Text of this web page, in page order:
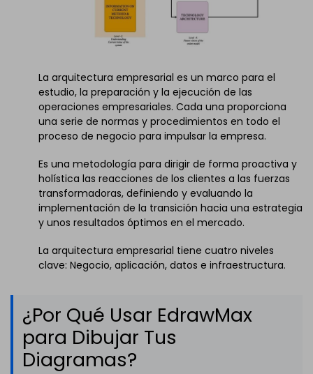
La arquitectura empresarial es un marco para el
estudio, la preparación y la ejecución de las
operaciones empresariales. Cada una proporciona
una serie de normas y procedimientos en todo el
proceso de negocio para impulsar la empresa.
Es una metodología para dirigir de forma proactiva y
holística las reacciones de los clientes a las fuerzas
transformadoras, definiendo y evaluando la
implementación de la transición hacia una estrategia
y unos resultados óptimos en el mercado.
La arquitectura empresarial tiene cuatro niveles
clave: Negocio, aplicación, datos e infraestructura.
¿Por Qué Usar EdrawMax
para Dibujar Tus
Diagramas?